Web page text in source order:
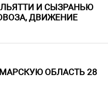
И СЫЗРАНЬЮ
ДВИЖЕНИЕ
ОБЛАСТЬ 28